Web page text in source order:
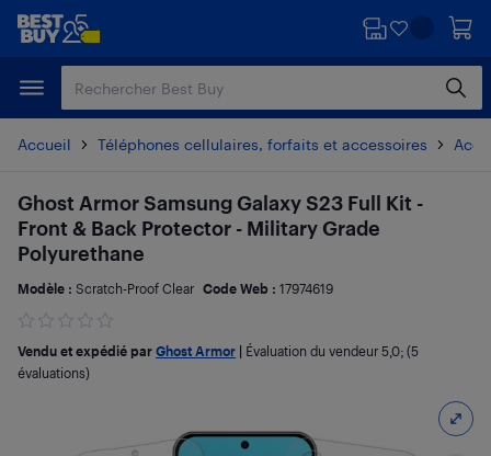
Passer
principal
Passer
Accueil Téléphones cellulaires, forfaits et accessoires
Ghost Armor Samsung Galaxy S23 Full Kit -
Front & Back Protector - Military Grade
Polyurethane
Modèle : Scratch-Proof Clear Code Web : 17974619
Vendu et expédié par Ghost Armor Évaluation du vendeur 5,0; (5
évaluations)